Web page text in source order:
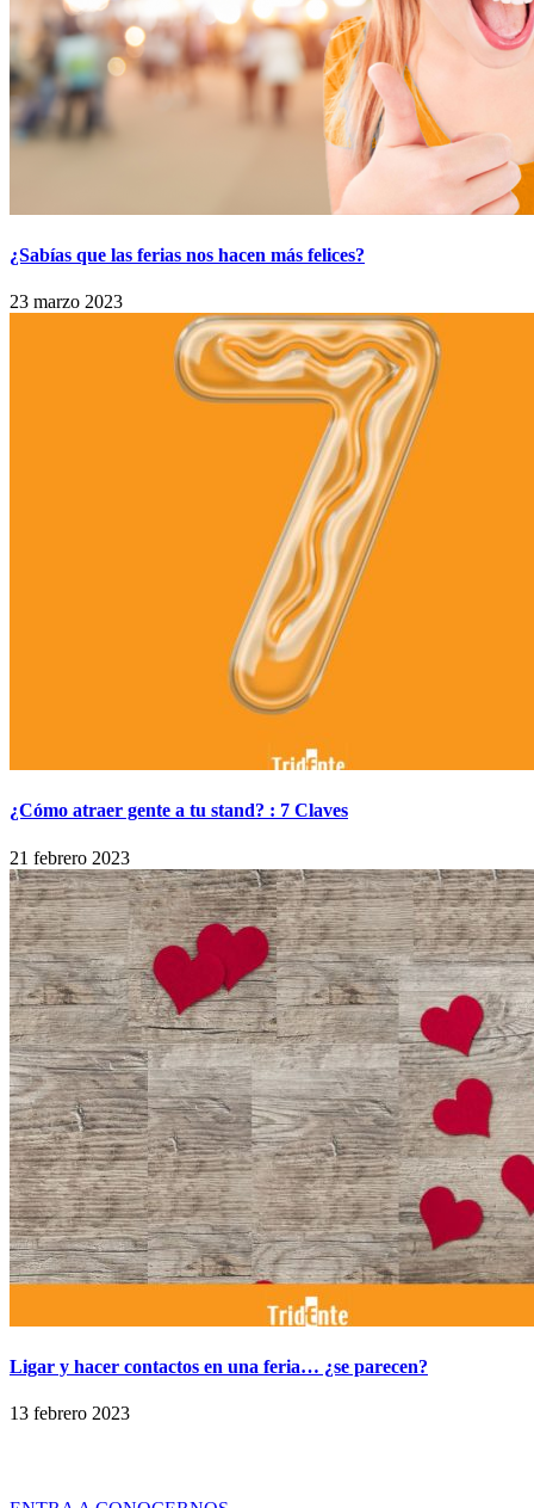
¿Sabías que las ferias nos hacen más felices?
23 marzo 2023
¿Cómo atraer gente a tu stand? : 7 Claves
21 febrero 2023
Ligar y hacer contactos en una feria… ¿se parecen?
13 febrero 2023